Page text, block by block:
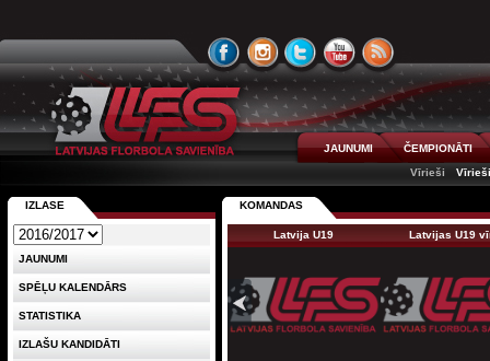
JAUNUMI
ČEMPIONĀTI
Vīrieši
KOMANDAS
Latvija U19 Latvijas U19
IZLASE
JAUNUMI
SPĒĻU KALENDĀRS
STATISTIKA
IZLAŠU KANDIDĀTI